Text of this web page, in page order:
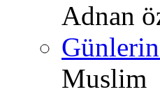
Adnan
Muslim